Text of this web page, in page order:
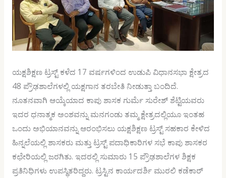
ಯಕ್ಷಶಿಕ್ಷಣ ಟ್ರಸ್ಟ್ ಕಳೆದ 17 ವರ್ಷಗಳಿಂದ ಉಡುಪಿ ವಿಧಾನಸಭಾ ಕ್ಷೇತ್ರದ
48 ಪ್ರೌಢಶಾಲೆಗಳಲ್ಲಿ ಯಕ್ಷಗಾನ ತರಬೇತಿ ನೀಡುತ್ತಾ ಬಂದಿದೆ.
ನೂತನವಾಗಿ ಆಯ್ಕೆಯಾದ ಕಾಪು ಶಾಸಕ ಗುರ್ಮೆ ಸುರೇಶ್ ಶೆಟ್ಟಿಯವರು
ಇದರ ಧನಾತ್ಮಕ ಅಂಶವನ್ನು ಮನಗಂಡು ತಮ್ಮ ಕ್ಷೇತ್ರದಲ್ಲಿಯೂ ಇಂತಹ
ಒಂದು ಅಭಿಯಾನವನ್ನು ಆರಂಭಿಸಲು ಯಕ್ಷಶಿಕ್ಷಣ ಟ್ರಸ್ಟ್ ಸಹಕಾರ ಕೇಳಿದ
ಹಿನ್ನಲೆಯಲ್ಲಿ ಶಾಸಕರು ಮತ್ತು ಟ್ರಸ್ಟ್ ಪದಾಧಿಕಾರಿಗಳ ಸಭೆ ಕಾಪು ಶಾಸಕರ
ಕಛೇರಿಯಲ್ಲಿ ಜರಗಿತು. ಇದರಲ್ಲಿ ಸುಮಾರು 15 ಪ್ರೌಢಶಾಲೆಗಳ ಶಿಕ್ಷಕ
ಪ್ರತಿನಿಧಿಗಳು ಉಪಸ್ಥಿತರಿದ್ದರು. ಟ್ರಸ್ಟಿನ ಕಾರ್ಯದರ್ಶಿ ಮುರಲಿ ಕಡೆಕಾರ್